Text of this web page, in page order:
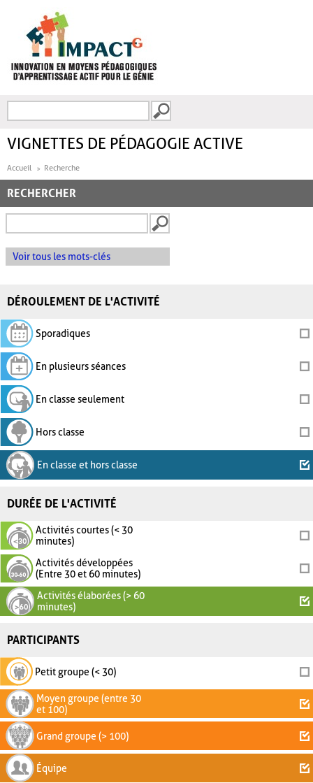
FORMULAIRE DE
VIGNETTES DE PÉDAGOGIE ACTIVE
Accueil Recherche
RECHERCHER
Voir tous les mots-clés
DÉROULEMENT DE L'ACTIVITÉ
Sporadiques
En plusieurs séances
En classe seulement
Hors classe
En classe et hors classe
DURÉE DE L'ACTIVITÉ
Activités courtes (< 30
minutes)
Activités développées
(Entre 30 et 60 minutes)
Activités élaborées (> 60
minutes)
PARTICIPANTS
Petit groupe (< 30)
Moyen groupe (entre 30
et 100)
Grand groupe (> 100)
Équipe